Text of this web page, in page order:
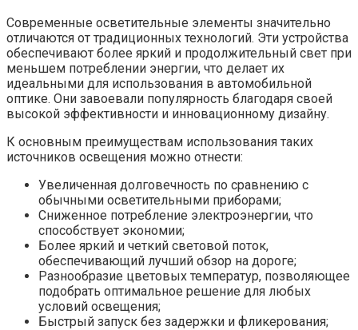
Современные осветительные элементы значительно
отличаются от традиционных технологий. Эти устройства
обеспечивают более яркий и продолжительный свет при
меньшем потреблении энергии, что делает их
идеальными для использования в автомобильной
оптике. Они завоевали популярность благодаря своей
высокой эффективности и инновационному дизайну.
К основным преимуществам использования таких
источников освещения можно отнести:
Увеличенная долговечность по сравнению с
обычными осветительными приборами;
Сниженное потребление электроэнергии, что
способствует экономии;
Более яркий и четкий световой поток,
обеспечивающий лучший обзор на дороге;
Разнообразие цветовых температур, позволяющее
подобрать оптимальное решение для любых
условий освещения;
Быстрый запуск без задержки и фликерования;